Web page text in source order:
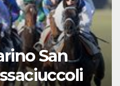
San